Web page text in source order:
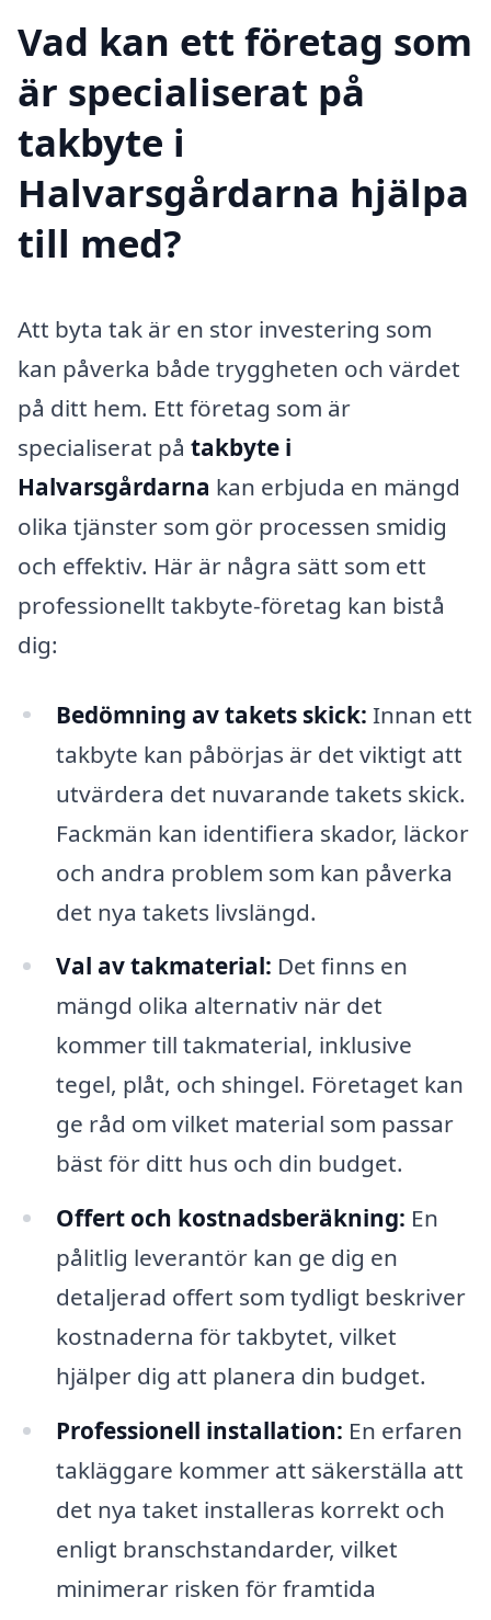
Vad kan ett företag som
är specialiserat på
takbyte i
Halvarsgårdarna hjälpa
till med?
Att byta tak är en stor investering som
kan påverka både tryggheten och värdet
på ditt hem. Ett företag som är
specialiserat på takbyte i
Halvarsgårdarna kan erbjuda en mängd
olika tjänster som gör processen smidig
och effektiv. Här är några sätt som ett
professionellt takbyte-företag kan bistå
dig:
Bedömning av takets skick: Innan ett
takbyte kan påbörjas är det viktigt att
utvärdera det nuvarande takets skick.
Fackmän kan identifiera skador, läckor
och andra problem som kan påverka
det nya takets livslängd.
Val av takmaterial: Det finns en
mängd olika alternativ när det
kommer till takmaterial, inklusive
tegel, plåt, och shingel. Företaget kan
ge råd om vilket material som passar
bäst för ditt hus och din budget.
Offert och kostnadsberäkning: En
pålitlig leverantör kan ge dig en
detaljerad offert som tydligt beskriver
kostnaderna för takbytet, vilket
hjälper dig att planera din budget.
Professionell installation: En erfaren
takläggare kommer att säkerställa att
det nya taket installeras korrekt och
enligt branschstandarder, vilket
minimerar risken för framtida